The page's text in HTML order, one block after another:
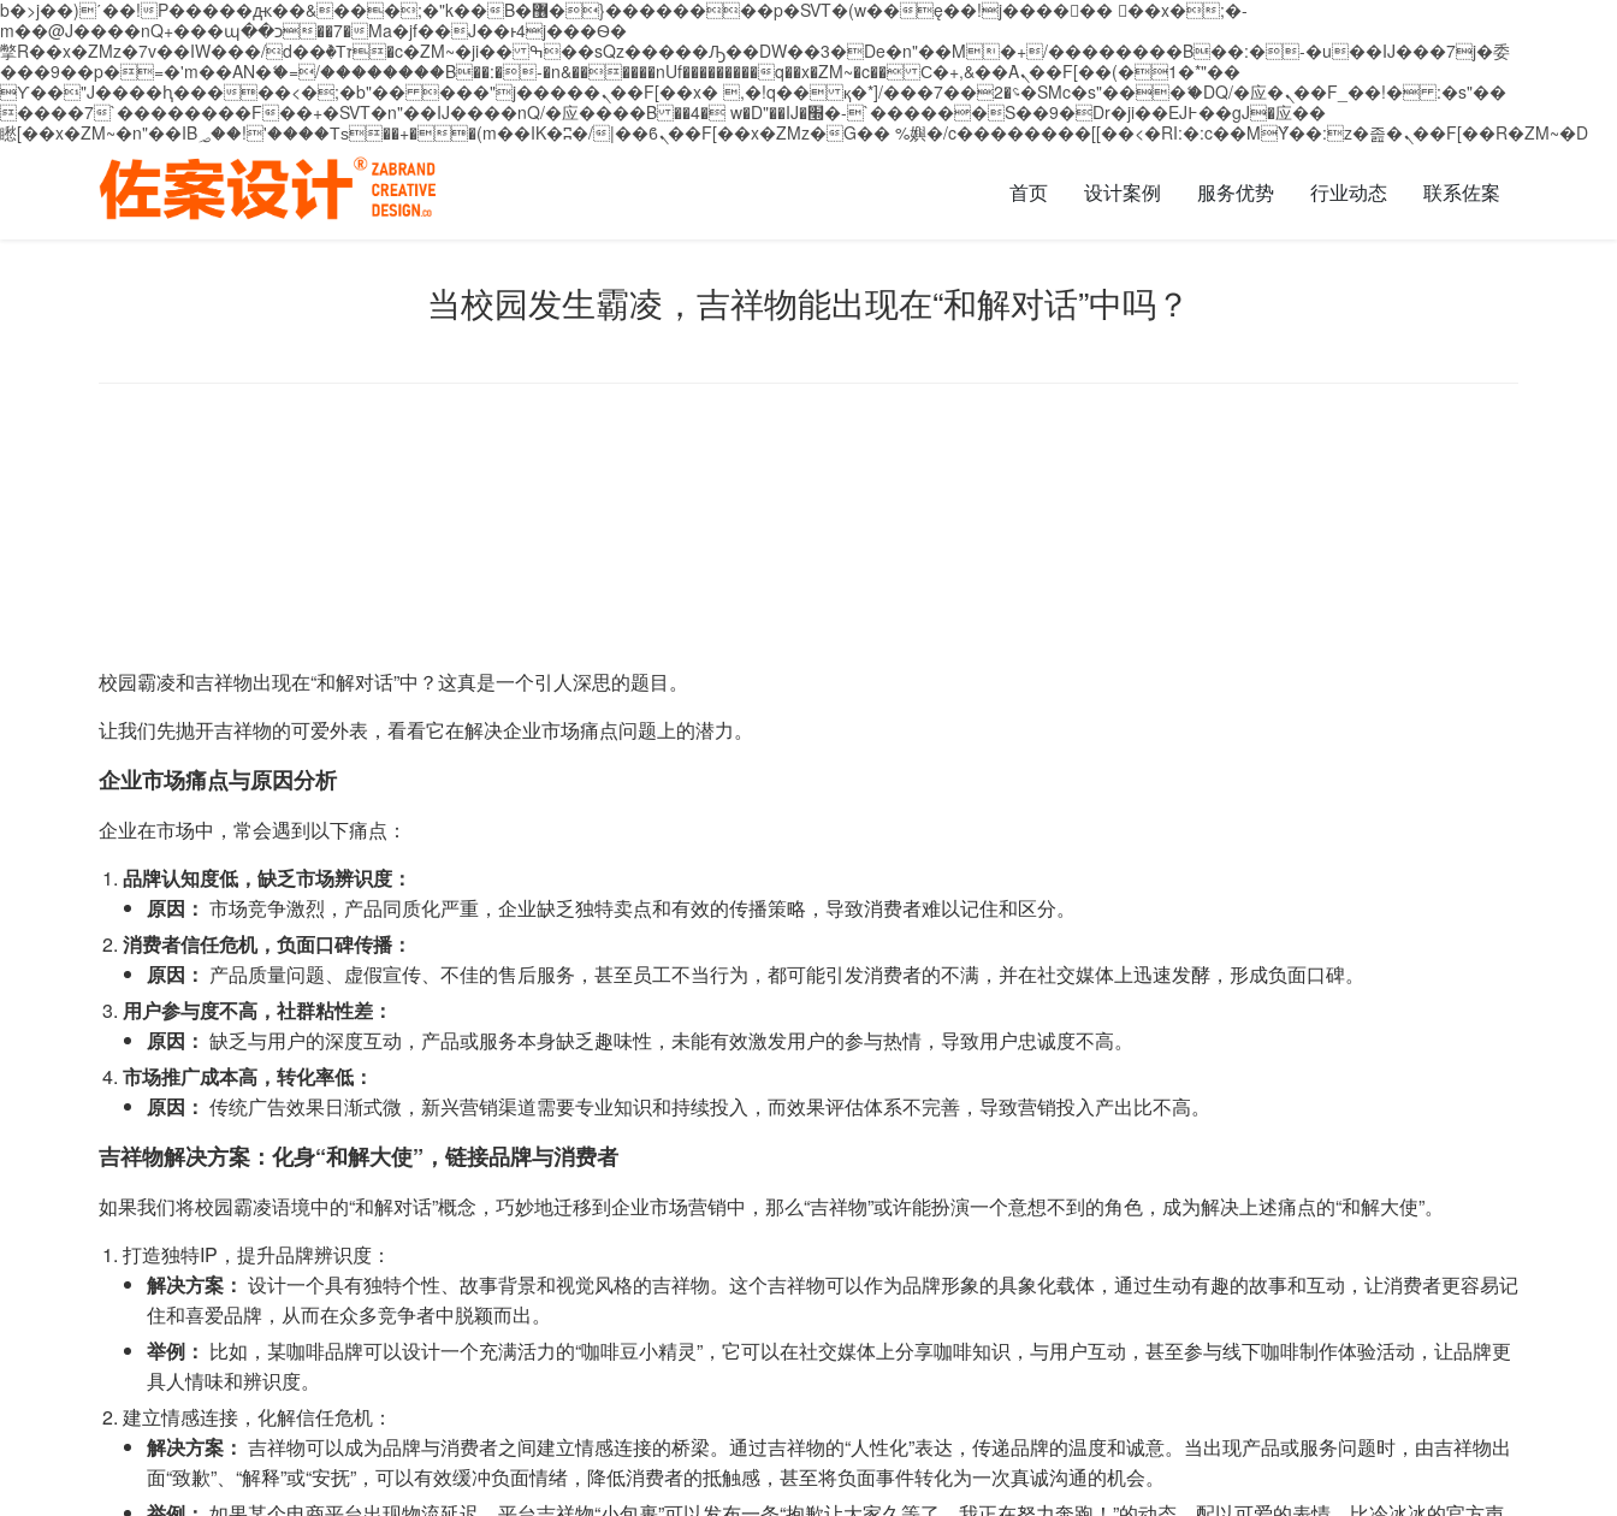
b�>j��)΄��!P�����ԫ��&���;�"k��B�޶�}��������p�SVT�(w��ę��!j������ ��x�;�-
m��@J����nQ+���պ��כ��7�Ma�jf��J��ͱ4j���Ѳ�
撆R��x�ZMz�7v��IW���/d��ٞ�Тז�c�ZM~�ji�� ߒ��sQz�����Ԡ��DW��3�De�n"��M�+/��������B��:�-�u��IJ���7j�委
���9��p�=�'m��AN�ޭ�=/��������B��:�-�n&������nUf���������q��x�ZM~�c�� Ϲ�+,&��Ὰܢ��F[��(�1�*"��
ϒ��"J����ԧ�����<�;�b"�� ���"j�����ܢ��F[��x� ,�!q�� қ�*]/���؝�2��7�SMc�s"���ޭ�DQ/�应�ܢ��F_��!� :�s"��
����7`��������F��+�SVT�n"��IJ����nQ/�应����B ��4� w�D"��IJ�׭�-`������S��9�Dr�ji��EJ߅��gJ�应��
矁[��x�ZM~�n"��IB؃��!'����Тѕ��+��(m��IK�ʭ�/|��ϐܢ��F[��x�ZMz�G�� %嬩�/c��������[[��<�RI:�:c��MΎ��:z�졾�ܢ��F[��R�ZM~�D
首页 设计案例 服务优势 行业动态 联系佐案
当校园发生霸凌，吉祥物能出现在“和解对话”中吗？
校园霸凌和吉祥物出现在“和解对话”中？这真是一个引人深思的题目。
让我们先抛开吉祥物的可爱外表，看看它在解决企业市场痛点问题上的潜力。
企业市场痛点与原因分析
企业在市场中，常会遇到以下痛点：
品牌认知度低，缺乏市场辨识度：
原因： 市场竞争激烈，产品同质化严重，企业缺乏独特卖点和有效的传播策略，导致消费者难以记住和区分。
消费者信任危机，负面口碑传播：
原因： 产品质量问题、虚假宣传、不佳的售后服务，甚至员工不当行为，都可能引发消费者的不满，并在社交媒体上迅速发酵，形成负面口碑。
用户参与度不高，社群粘性差：
原因： 缺乏与用户的深度互动，产品或服务本身缺乏趣味性，未能有效激发用户的参与热情，导致用户忠诚度不高。
市场推广成本高，转化率低：
原因： 传统广告效果日渐式微，新兴营销渠道需要专业知识和持续投入，而效果评估体系不完善，导致营销投入产出比不高。
吉祥物解决方案：化身“和解大使”，链接品牌与消费者
如果我们将校园霸凌语境中的“和解对话”概念，巧妙地迁移到企业市场营销中，那么“吉祥物”或许能扮演一个意想不到的角色，成为解决上述痛点的“和解大使”。
打造独特IP，提升品牌辨识度：
解决方案： 设计一个具有独特个性、故事背景和视觉风格的吉祥物。这个吉祥物可以作为品牌形象的具象化载体，通过生动有趣的故事和互动，让消费者更容易记
住和喜爱品牌，从而在众多竞争者中脱颖而出。
举例： 比如，某咖啡品牌可以设计一个充满活力的“咖啡豆小精灵”，它可以在社交媒体上分享咖啡知识，与用户互动，甚至参与线下咖啡制作体验活动，让品牌更
具人情味和辨识度。
建立情感连接，化解信任危机：
解决方案： 吉祥物可以成为品牌与消费者之间建立情感连接的桥梁。通过吉祥物的“人性化”表达，传递品牌的温度和诚意。当出现产品或服务问题时，由吉祥物出
面“致歉”、“解释”或“安抚”，可以有效缓冲负面情绪，降低消费者的抵触感，甚至将负面事件转化为一次真诚沟通的机会。